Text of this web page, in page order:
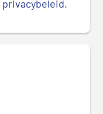
privacybeleid.